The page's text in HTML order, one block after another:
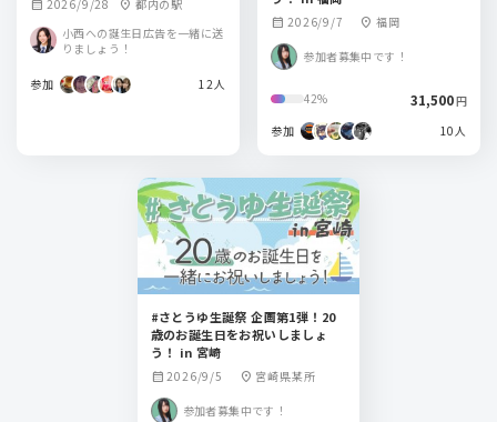
calendar_month 2026/9/28 location_on 都内の駅
小西への誕生日広告を一緒に送
りましょう！
参加 12人
calendar_month 2026/9/7 location_on 福岡
参加者募集中です！
42% 31,500円
参加
10人
#さとうゆ生誕祭 企画第1弾！20
歳のお誕生日をお祝いしましょ
う！ in 宮崎
calendar_month 2026/9/5 location_on 宮崎県某所
参加者募集中です！